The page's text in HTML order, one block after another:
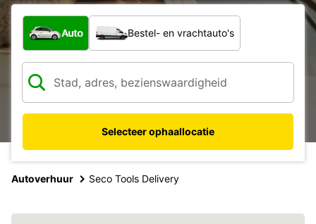
Welk type voertuig?
Auto Bestel- en vrachtauto's
Selecteer ophaallocatie
Autoverhuur Seco Tools Delivery